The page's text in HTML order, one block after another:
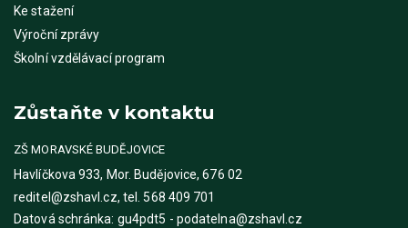
Ke stažení
Výroční zprávy
Školní vzdělávací program
Zůstaňte v kontaktu
ZŠ MORAVSKÉ BUDĚJOVICE
Havlíčkova 933, Mor. Budějovice, 676 02
reditel@zshavl.cz, tel. 568 409 701
Datová schránka: gu4pdt5 - podatelna@zshavl.cz